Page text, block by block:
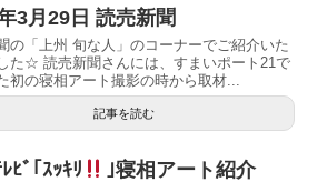
3月29日 読売新聞
の「上州 旬な人」のコーナーでご紹介いた
た☆ 読売新聞さんには、すまいポート21で
初の寝相アート撮影の時から取材...
記事を読む
ﾋﾞ｢ｽｯｷﾘ ｣寝相アート紹介